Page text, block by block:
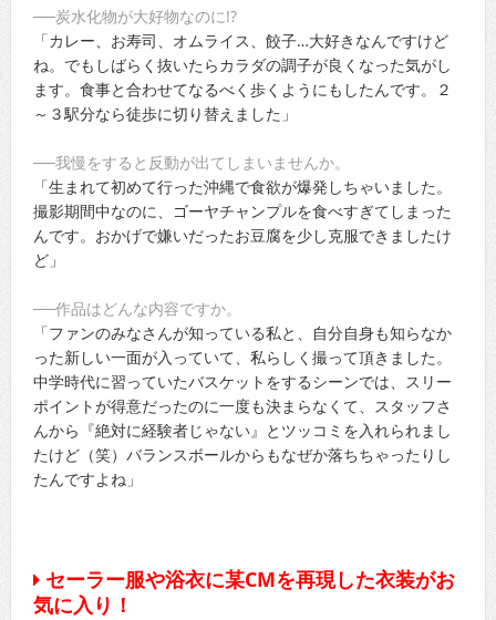
──炭水化物が大好物なのに!?
「カレー、お寿司、オムライス、餃子…大好きなんですけど
ね。でもしばらく抜いたらカラダの調子が良くなった気がし
ます。食事と合わせてなるべく歩くようにもしたんです。２
～３駅分なら徒歩に切り替えました」
──我慢をすると反動が出てしまいませんか。
「生まれて初めて行った沖縄で食欲が爆発しちゃいました。
撮影期間中なのに、ゴーヤチャンプルを食べすぎてしまった
んです。おかげで嫌いだったお豆腐を少し克服できましたけ
ど」
──作品はどんな内容ですか。
「ファンのみなさんが知っている私と、自分自身も知らなか
った新しい一面が入っていて、私らしく撮って頂きました。
中学時代に習っていたバスケットをするシーンでは、スリー
ポイントが得意だったのに一度も決まらなくて、スタッフさ
んから『絶対に経験者じゃない』とツッコミを入れられまし
たけど（笑）バランスボールからもなぜか落ちちゃったりし
たんですよね」
セーラー服や浴衣に某CMを再現した衣装がお
気に入り！